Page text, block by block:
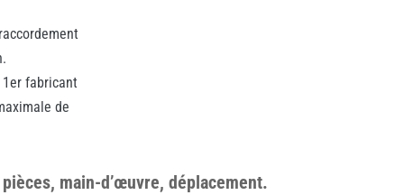
1er fabricant
de
main-d’œuvre, déplacement.